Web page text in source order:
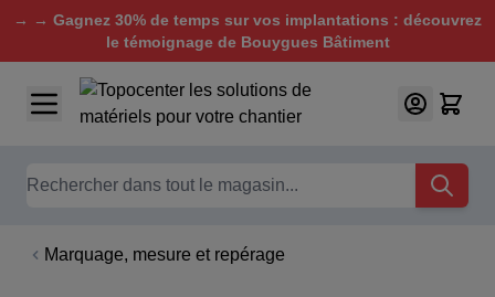
→ → Gagnez 30% de temps sur vos implantations : découvrez
le témoignage de Bouygues Bâtiment
Aller au contenu
Chercher
Marquage, mesure et repérage